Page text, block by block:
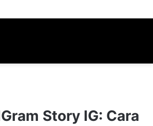
Story IG: Cara